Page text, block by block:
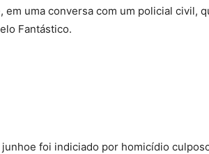
em uma conversa com um policial civil,
Fantástico.
foi indiciado por homicídio